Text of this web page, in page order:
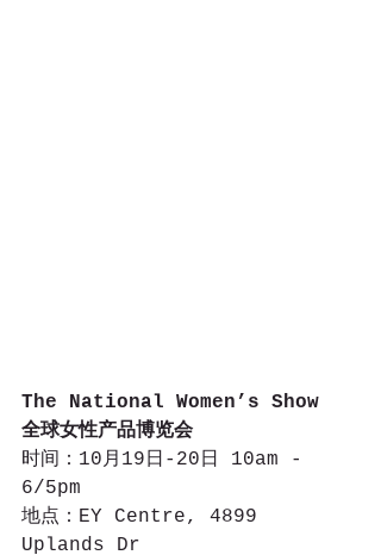
The National Women’s Show
全球女性产品博览会
时间：10月19日-20日 10am -
6/5pm
地点：EY Centre, 4899
Uplands Dr